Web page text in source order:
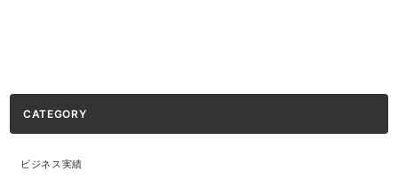
CATEGORY
ビジネス実績